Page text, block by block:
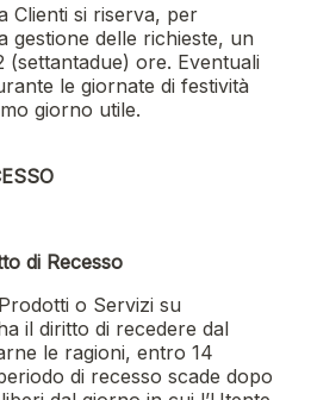
Clienti si riserva, per
gestione delle richieste, un
(settantadue) ore. Eventuali
le giornate di festività
giorno utile.
di Recesso
o Servizi su
il diritto di recedere dal
le ragioni, entro 14
di recesso scade dopo